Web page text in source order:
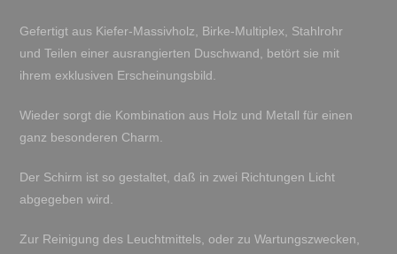
Gefertigt aus Kiefer-Massivholz, Birke-Multiplex, Stahlrohr
und Teilen einer ausrangierten Duschwand, betört sie mit
ihrem exklusiven Erscheinungsbild.
Wieder sorgt die Kombination aus Holz und Metall für einen
ganz besonderen Charm.
Der Schirm ist so gestaltet, daß in zwei Richtungen Licht
abgegeben wird.
Zur Reinigung des Leuchtmittels, oder zu Wartungszwecken,